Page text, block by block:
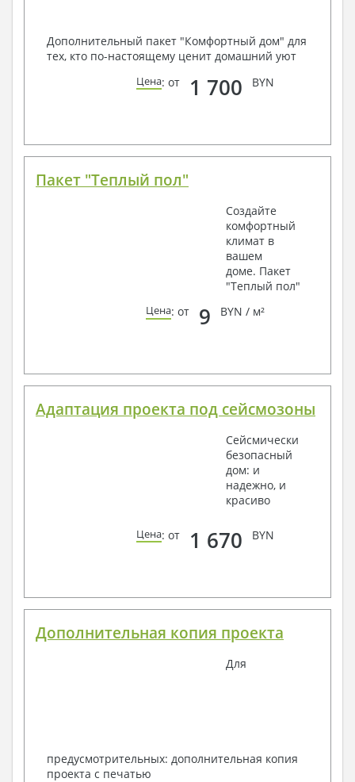
Дополнительный пакет "Комфортный дом" для
тех, кто по-настоящему ценит домашний уют
Цена: от 1 700 BYN
Пакет "Теплый пол"
Создайте
комфортный
климат в
вашем
доме. Пакет
"Теплый пол"
Цена: от 9 BYN / м²
Адаптация проекта под сейсмозоны
Сейсмически
безопасный
дом: и
надежно, и
красиво
Цена: от 1 670 BYN
Дополнительная копия проекта
Для
предусмотрительных: дополнительная копия
проекта с печатью